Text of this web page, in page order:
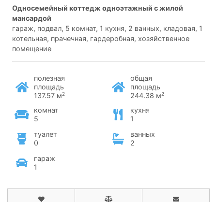
односемейный коттедж одноэтажный с жилой
мансардой
гараж, подвал, 5 комнат, 1 кухня, 2 ванных, кладовая, 1
котельная, прачечная, гардеробная, хозяйственное
помещение
полезная
площадь
137.57 м2
общая
площадь
244.38 м2
комнат
5
кухня
1
туалет
0
ванных
2
гараж
1